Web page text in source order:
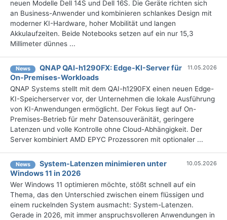
neuen Modelle Dell 14S und Dell 16S. Die Geräte richten sich
an Business-Anwender und kombinieren schlankes Design mit
moderner KI-Hardware, hoher Mobilität und langen
Akkulaufzeiten. Beide Notebooks setzen auf ein nur 15,3
Millimeter dünnes ...
News
QNAP QAI-h1290FX: Edge-KI-Server für
On-Premises-Workloads
11.05.2026
QNAP Systems stellt mit dem QAI-h1290FX einen neuen Edge-
KI-Speicherserver vor, der Unternehmen die lokale Ausführung
von KI-Anwendungen ermöglicht. Der Fokus liegt auf On-
Premises-Betrieb für mehr Datensouveränität, geringere
Latenzen und volle Kontrolle ohne Cloud-Abhängigkeit. Der
Server kombiniert AMD EPYC Prozessoren mit optionaler ...
News
System-Latenzen minimieren unter
Windows 11 in 2026
10.05.2026
Wer Windows 11 optimieren möchte, stößt schnell auf ein
Thema, das den Unterschied zwischen einem flüssigen und
einem ruckelnden System ausmacht: System-Latenzen.
Gerade in 2026, mit immer anspruchsvolleren Anwendungen in